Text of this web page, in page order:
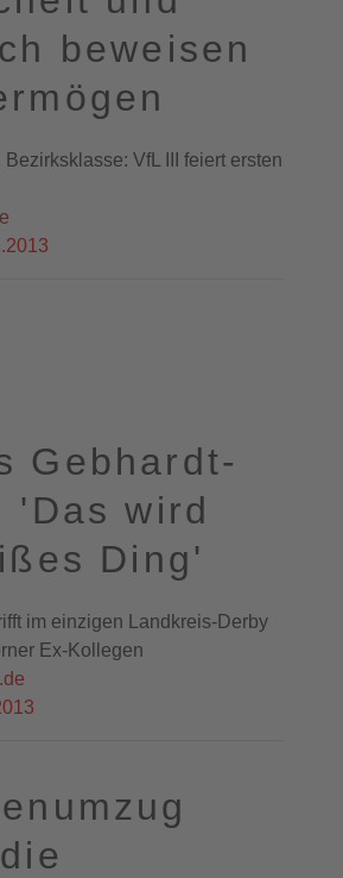
beweisen
VfL III feiert ersten
Gebhardt-
'Das wird
Ding'
im einzigen Landkreis-Derby
Ex-Kollegen